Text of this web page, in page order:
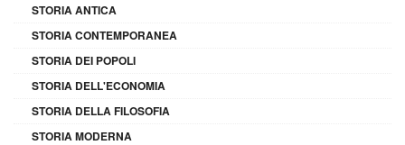
STORIA ANTICA
STORIA CONTEMPORANEA
STORIA DEI POPOLI
STORIA DELL'ECONOMIA
STORIA DELLA FILOSOFIA
STORIA MODERNA